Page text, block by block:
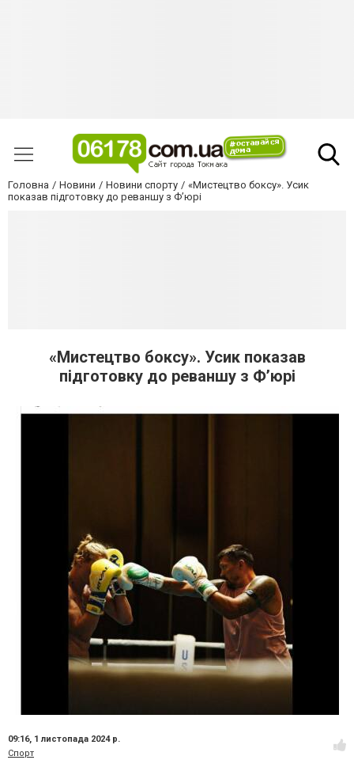
Головна Новини Новини спорту
«Мистецтво боксу». Усик
показав підготовку до реваншу з Ф’юрі
«Мистецтво боксу». Усик показав
підготовку до реваншу з Ф’юрі
09:16, 1 листопада 2024 р.
Спорт